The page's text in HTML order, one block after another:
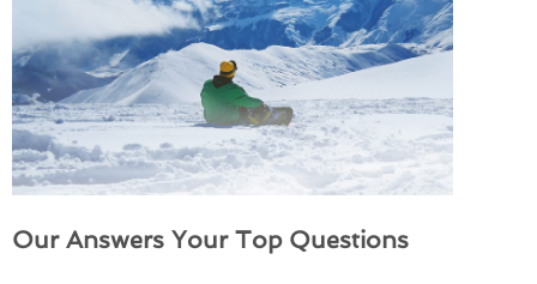
Our Answers Your Top Questions